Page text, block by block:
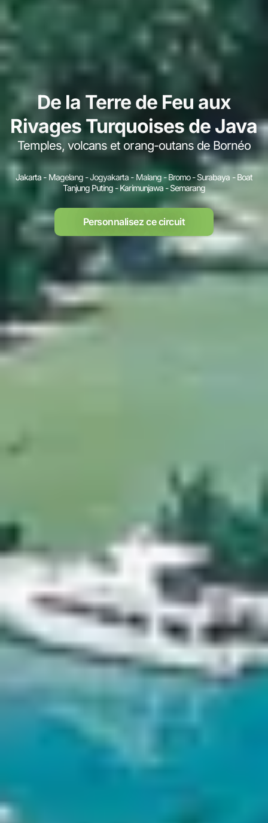
De la Terre de Feu aux
Rivages Turquoises de Java
Temples, volcans et orang-outans de Bornéo
Jakarta - Magelang - Jogyakarta - Malang - Bromo - Surabaya - Boat
Tanjung Puting - Karimunjawa - Semarang
Personnalisez ce circuit